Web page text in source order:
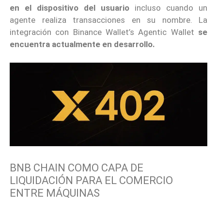
en el dispositivo del usuario incluso cuando un
agente realiza transacciones en su nombre. La
integración con Binance Wallet’s Agentic Wallet se
encuentra actualmente en desarrollo.
BNB CHAIN COMO CAPA DE
LIQUIDACIÓN PARA EL COMERCIO
ENTRE MÁQUINAS